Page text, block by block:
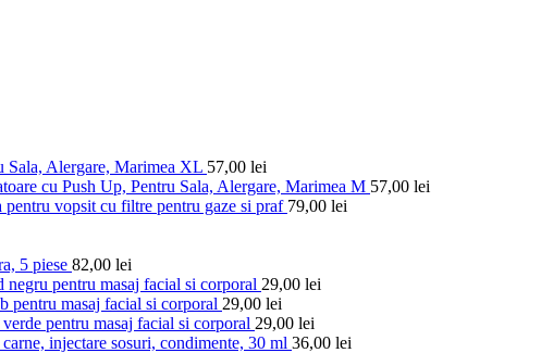
Sala, Alergare, Marimea XL 57,00 lei
cu Push Up, Pentru Sala, Alergare, Marimea M 57,00 lei
vopsit cu filtre pentru gaze si praf 79,00 lei
5 piese 82,00 lei
negru pentru masaj facial si corporal 29,00 lei
pentru masaj facial si corporal 29,00 lei
pentru masaj facial si corporal 29,00 lei
injectare sosuri, condimente, 30 ml 36,00 lei